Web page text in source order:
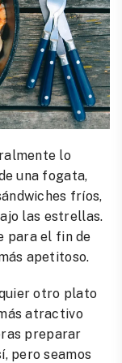
lo
una fogata,
fríos,
las estrellas.
para el fin de
apetitoso.
otro plato
atractivo
preparar
pero seamos